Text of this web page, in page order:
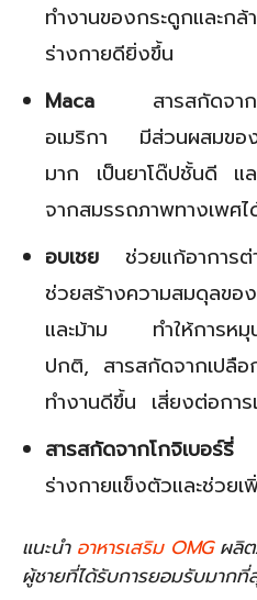
ทำงานของกระดูกและก
ร่างกายดียิ่งขึ้น
Maca สารสกัดจากส
อเมริกา มีส่วนผสมของ
มาก เป็นยาโด๊ปชั้นดี แล
จากสมรรถภาพทางเพศไ
อบเชย ช่วยแก้อาการต่
ช่วยสร้างความสมดุลขอ
และม้าม ทำให้การหมุน
ปกติ, สารสกัดจากเปลื
ทำงานดีขึ้น เสี่ยงต่อการ
สารสกัดจากโกจิเบอร์รี่
ร่างกายแข็งตัวและช่วย
แนะนำ อาหารเสริม OMGผลิต
ผู้ชายที่ได้รับการยอมรับมากที่